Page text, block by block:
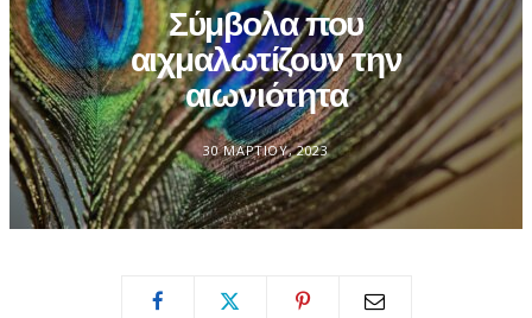
m
Σύμβολα που
αιχμαλωτίζουν την
αιωνιότητα
30 ΜΑΡΤΊΟΥ, 2023